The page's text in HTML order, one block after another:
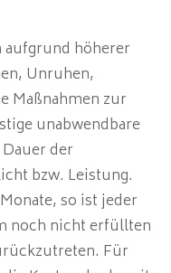
höherer
Unruhen,
Maßnahmen zur
unabwendbare
der
bzw. Leistung.
so ist jeder
noch nicht erfüllten
Für